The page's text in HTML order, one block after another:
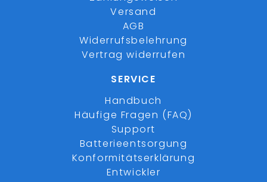
Versand
AGB
Widerrufsbelehrung
Vertrag widerrufen
SERVICE
Handbuch
Häufige Fragen (FAQ)
Support
Batterieentsorgung
Konformitätserklärung
Entwickler